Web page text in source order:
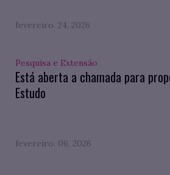
fevereiro. 24, 2026
Pesquisa e Extensão
Está aberta a chamada para
Estudo
fevereiro. 06, 2026